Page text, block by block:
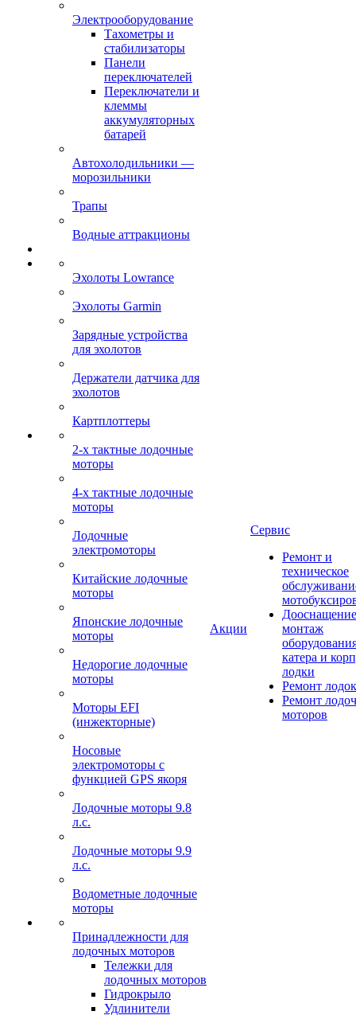
Электрооборудование
Тахометры и
стабилизаторы
Панели
переключателей
Переключатели и
клеммы
аккумуляторных
батарей
Автохолодильники —
морозильники
Трапы
Водные аттракционы
Эхолоты Lowrance
Эхолоты Garmin
Зарядные устройства
для эхолотов
Держатели датчика для
эхолотов
Картплоттеры
2-х тактные лодочные
моторы
4-х тактные лодочные
моторы
Лодочные
электромоторы
Китайские лодочные
моторы
Японские лодочные
моторы
Недорогие лодочные
моторы
Моторы EFI
(инжекторные)
Носовые
электромоторы с
функцией GPS якоря
Лодочные моторы 9.8
л.с.
Лодочные моторы 9.9
л.с.
Водометные лодочные
моторы
Принадлежности для
лодочных моторов
Тележки для
лодочных моторов
Гидрокрыло
Удлинители
Акции
Сервис
Ремонт и
техническое
монтаж
катера и
лодки
Ремонт
Ремонт
моторов